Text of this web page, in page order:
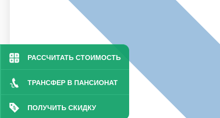
РАССЧИТАТЬ СТОИМОСТЬ
ТРАНСФЕР В ПАНСИОНАТ
ПОЛУЧИТЬ СКИДКУ